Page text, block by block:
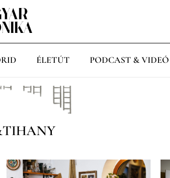
ÉLETÚT PODCAST & VIDEÓ